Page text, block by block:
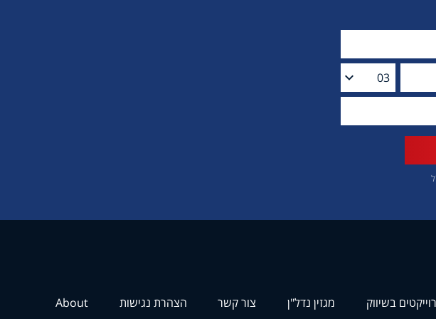
בשיווק מגזין נדל"ן צור קשר הצהרת נגישות About